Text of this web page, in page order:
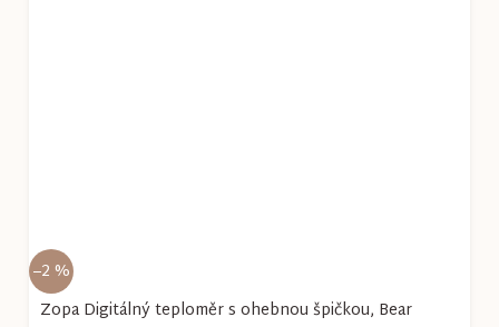
–2 %
Zopa Digitálný teploměr s ohebnou špičkou, Bear